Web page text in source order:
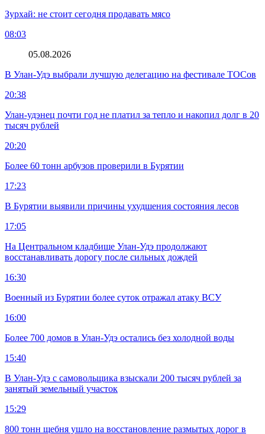
Зурхай: не стоит сегодня продавать мясо
08:03
05.08.2026
В Улан-Удэ выбрали лучшую делегацию на фестивале ТОСов
20:38
Улан-удэнец почти год не платил за тепло и накопил долг в 20
тысяч рублей
20:20
Более 60 тонн арбузов проверили в Бурятии
17:23
В Бурятии выявили причины ухудшения состояния лесов
17:05
На Центральном кладбище Улан-Удэ продолжают
восстанавливать дорогу после сильных дождей
16:30
Военный из Бурятии более суток отражал атаку ВСУ
16:00
Более 700 домов в Улан-Удэ остались без холодной воды
15:40
В Улан-Удэ с самовольщика взыскали 200 тысяч рублей за
занятый земельный участок
15:29
800 тонн щебня ушло на восстановление размытых дорог в